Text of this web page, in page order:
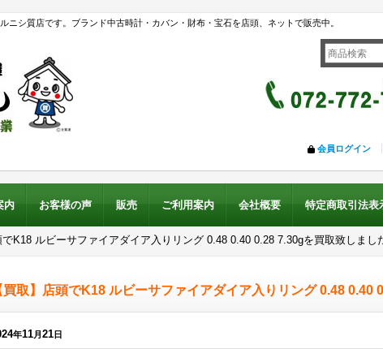
ニシ質店です。ブランド中古時計・カバン・財布・宝石を店頭、ネットで販売中。
会員ログイン
内 お客様の声 販売 ご利用案内 会社概要 特定商取引法表
でK18 ルビーサファイアダイア入りリング 0.48 0.40 0.28 7.30gを買取致しまし
買取】店頭でK18 ルビーサファイアダイア入りリング 0.48 0.40
年11月21日